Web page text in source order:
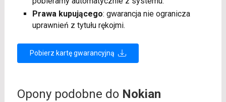
Prawa kupującego: gwarancja nie ogranicza
uprawnień z tytułu rękojmi.
Pobierz kartę gwarancyjną
Opony podobne do Nokian